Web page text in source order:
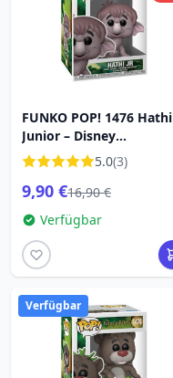
FUNKO POP! 1476 Hathi
Junior – Disney
Dschungelbuch
5.0(3)
9,90 €16,90 €
Verfügbar
Verfügbar